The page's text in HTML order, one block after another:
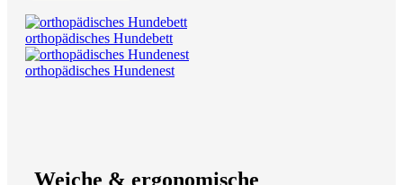
orthopädisches Hundebett
orthopädisches Hundenest
Weiche & ergonomische